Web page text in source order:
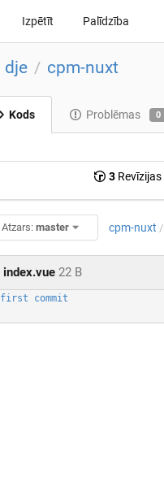
Izpētīt Palīdzība
dje / cpm-nuxt
Kods Problēmas 0
3 Revīzijas
Atzars:master cpm-nuxt /
index.vue 22 B
first commit